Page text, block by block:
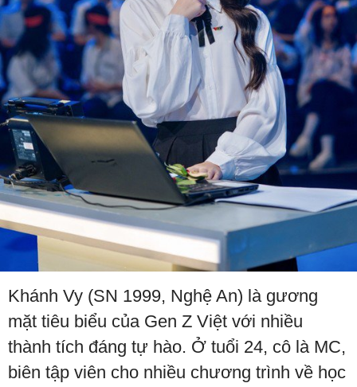
Khánh Vy (SN 1999, Nghệ An) là gương
mặt tiêu biểu của Gen Z Việt với nhiều
thành tích đáng tự hào. Ở tuổi 24, cô là MC,
biên tập viên cho nhiều chương trình về học